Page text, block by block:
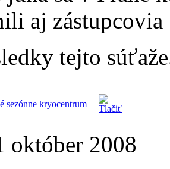
aj zástupcovia
tejto
sezónne kryocentrum
október 2008